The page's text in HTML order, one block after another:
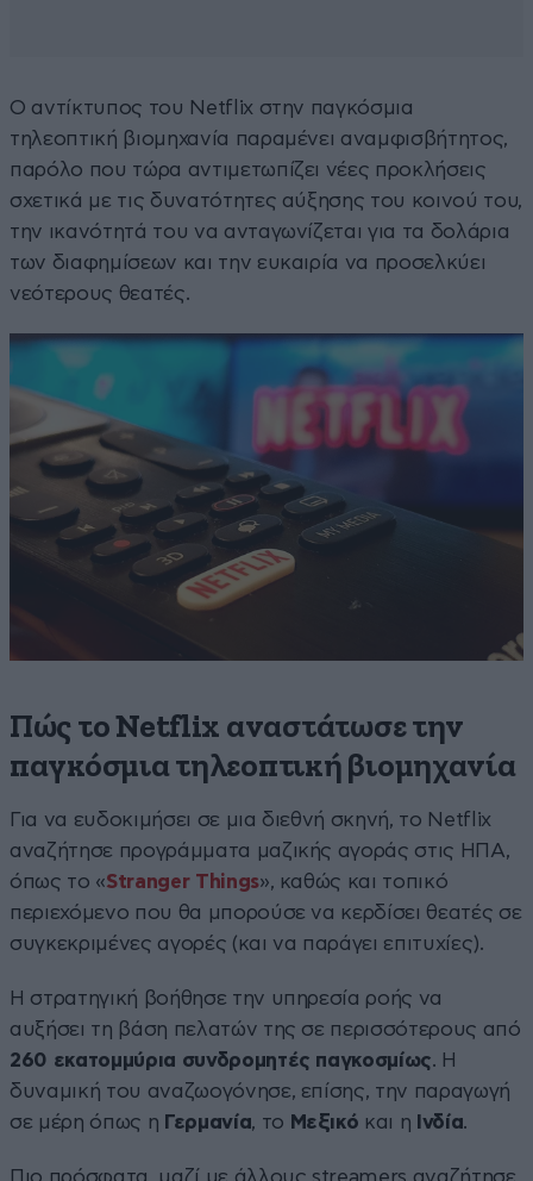
Ο αντίκτυπος του Netflix στην παγκόσμια
τηλεοπτική βιομηχανία παραμένει αναμφισβήτητος,
παρόλο που τώρα αντιμετωπίζει νέες προκλήσεις
σχετικά με τις δυνατότητες αύξησης του κοινού του,
την ικανότητά του να ανταγωνίζεται για τα δολάρια
των διαφημίσεων και την ευκαιρία να προσελκύει
νεότερους θεατές.
Πώς το Netflix αναστάτωσε την
παγκόσμια τηλεοπτική βιομηχανία
Για να ευδοκιμήσει σε μια διεθνή σκηνή, το Netflix
αναζήτησε προγράμματα μαζικής αγοράς στις ΗΠΑ,
όπως το «Stranger Things», καθώς και τοπικό
περιεχόμενο που θα μπορούσε να κερδίσει θεατές σε
συγκεκριμένες αγορές (και να παράγει επιτυχίες).
Η στρατηγική βοήθησε την υπηρεσία ροής να
αυξήσει τη βάση πελατών της σε περισσότερους από
260 εκατομμύρια συνδρομητές παγκοσμίως. Η
δυναμική του αναζωογόνησε, επίσης, την παραγωγή
σε μέρη όπως η Γερμανία, το Μεξικό και η Ινδία.